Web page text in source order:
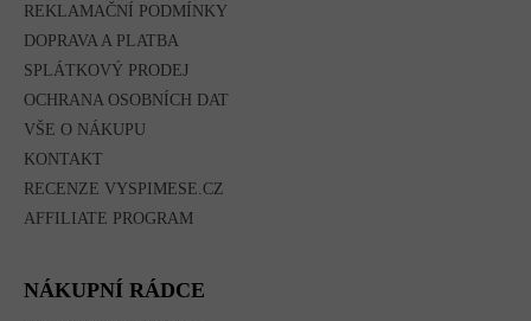
REKLAMAČNÍ PODMÍNKY
DOPRAVA A PLATBA
SPLÁTKOVÝ PRODEJ
OCHRANA OSOBNÍCH DAT
VŠE O NÁKUPU
KONTAKT
RECENZE VYSPIMESE.CZ
AFFILIATE PROGRAM
NÁKUPNÍ RÁDCE